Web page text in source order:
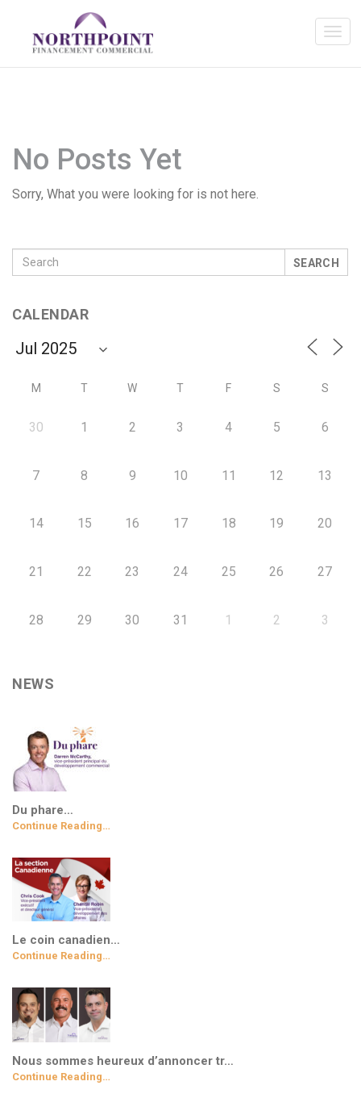
No Posts Yet
Sorry, What you were looking for is not here.
SEARCH
CALENDAR
M T W T F S S
30 1 2 3 4 5 6
7 8 9 10 11 12 13
14 15 16 17 18 19 20
21 22 23 24 25 26 27
28 29 30 31 1 2 3
NEWS
Du phare…
Continue Reading…
Le coin canadien…
Continue Reading…
Nous sommes heureux d’annoncer tr…
Continue Reading…